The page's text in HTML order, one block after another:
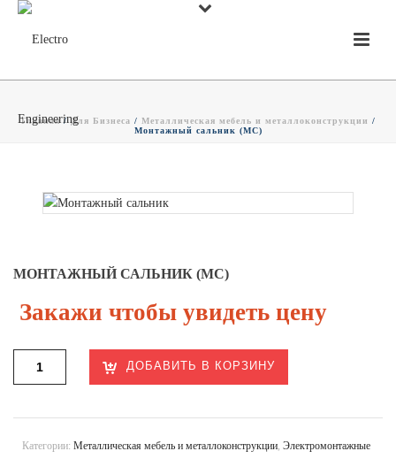
Главная/Для Бизнеса / Металлическая мебель и металлоконструкции /
Монтажный сальник (МС)
МОНТАЖНЫЙ САЛЬНИК (МС)
Закажи чтобы увидеть цену
ДОБАВИТЬ В КОРЗИНУ
Категории: Металлическая мебель и металлоконструкции, Электромонтажные